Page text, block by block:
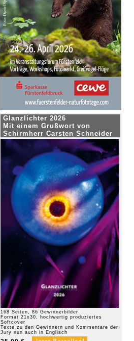
Glanzlichter 2026
Mit einem Grußwort von
Schirmherr Carsten Schneider
168 Seiten, 86 Gewinnerbilder
Format 21x30, hochwertig produziertes
Softcover
Texte zu den Gewinnern und Kommentare der
Jury nun auch in Englisch